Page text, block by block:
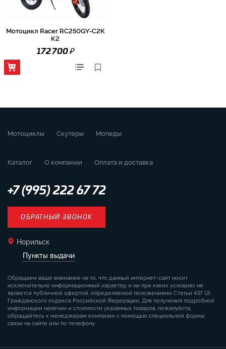
Мотоцикл Racer RC250GY-C2K
K2
172 700₽
Мотоциклы Скутеры Мопеды
Каталог О компании Оплата и доставка
+7 (995) 222 67 72
ОБРАТНЫЙ ЗВОНОК
Норильск
Пункты выдачи
Обращаем ваше внимание на то, что данный интернет-сайт носит
исключительно информационный характер и ни при каких условиях не
является публичной офертой, определяемой положениями Статьи 437 (2)
Гражданского кодекса Российской Федерации. Для получения подробной
информации наличии и стоимости указанных товаров, пожалуйста,
обращайтесь к менеджерам компании с помощью специальной формы
связи на сайте или по телефону.